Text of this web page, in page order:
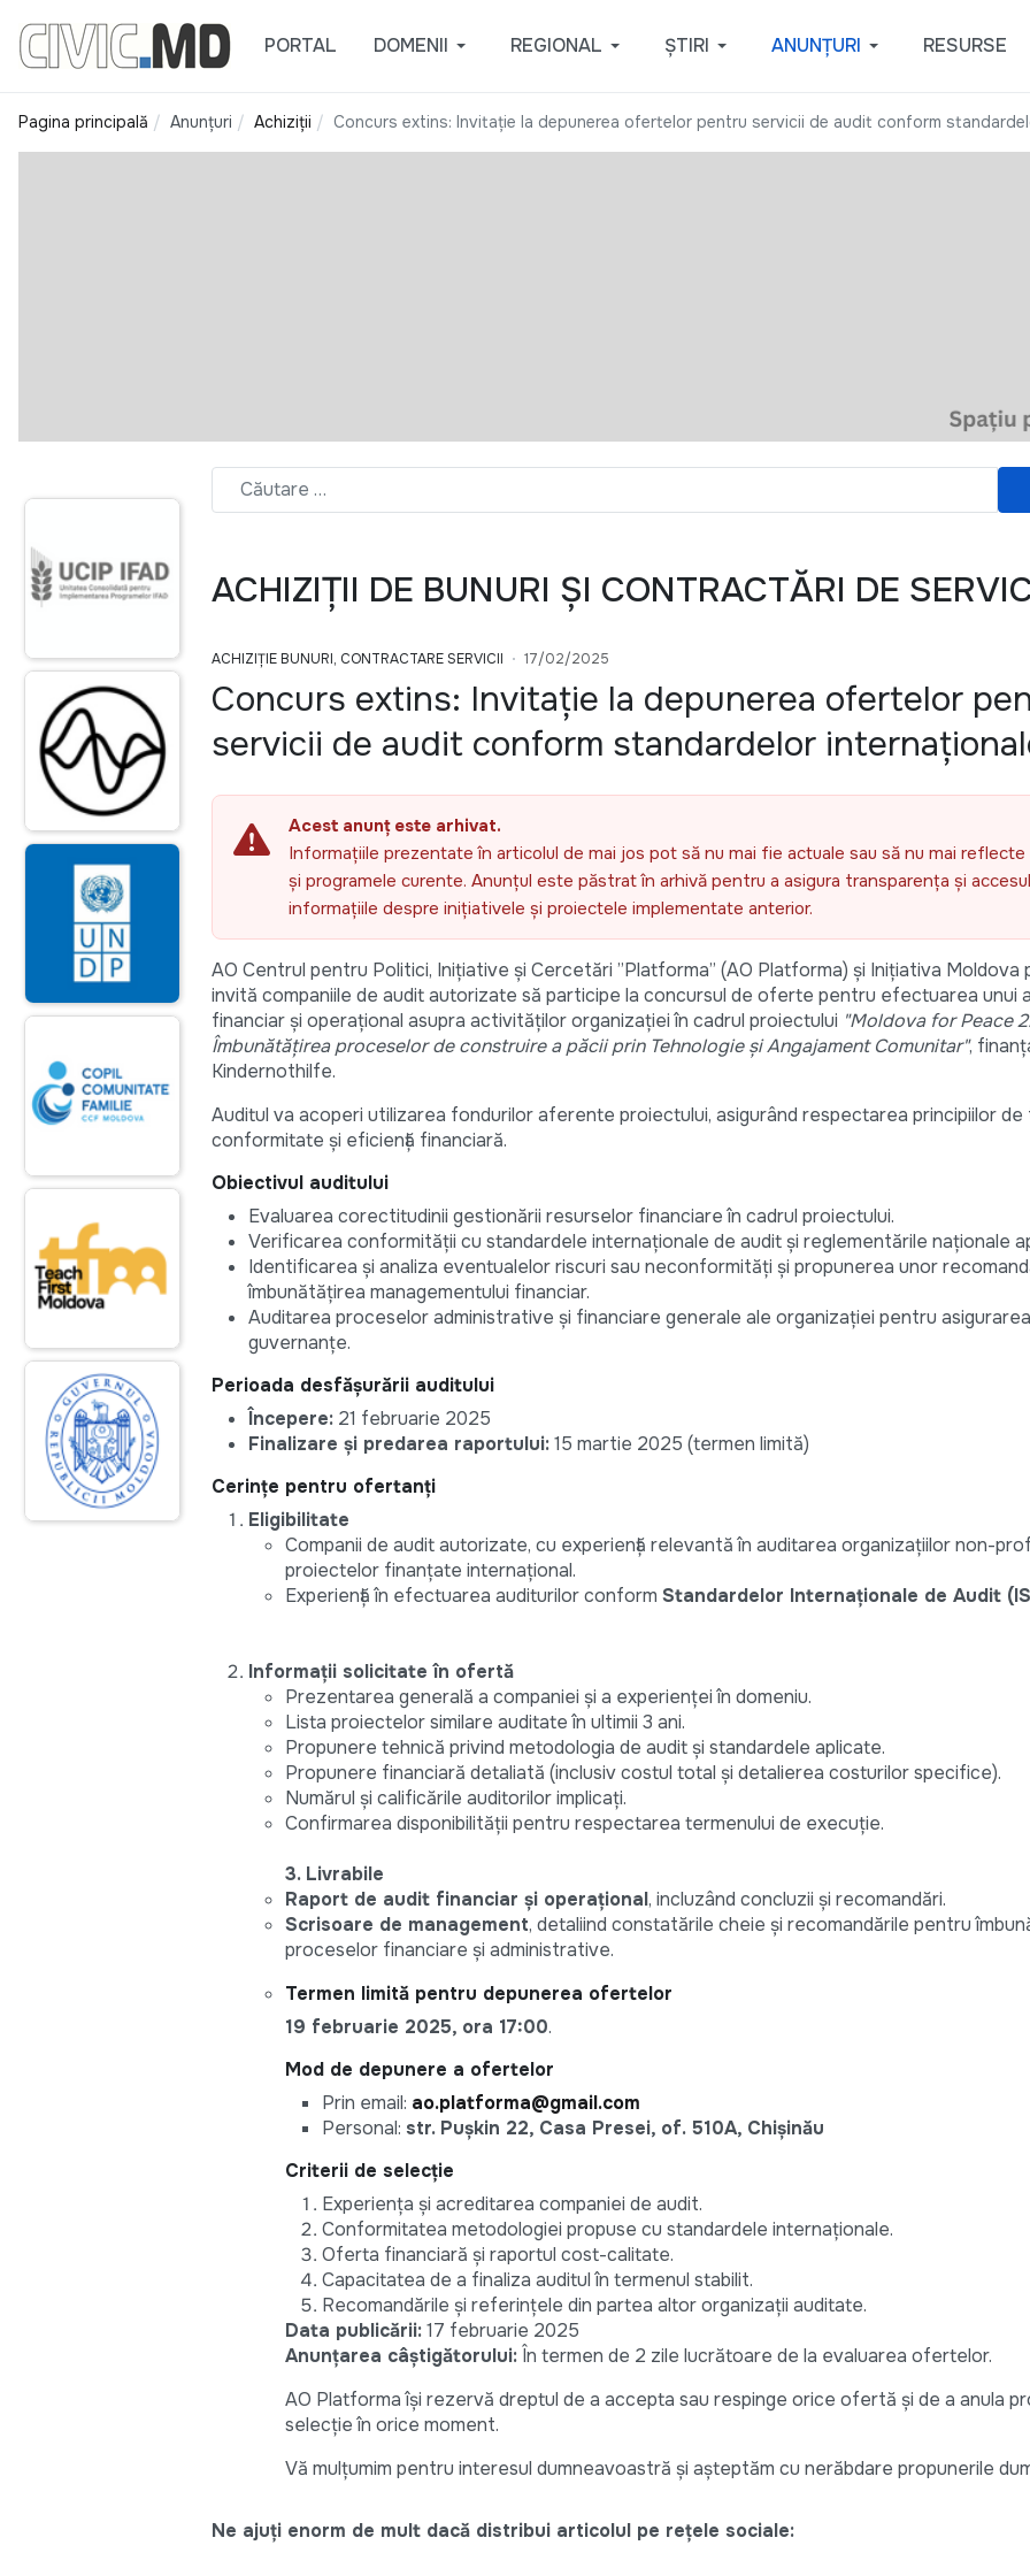
PORTAL DOMENII REGIONAL ȘTIRI ANUNȚURI RESURSE
Pagina principală Anunțuri Achiziții Concurs extins: Invitație la depunerea ofertelor pentru servicii de audit conform
ACHIZIȚII DE BUNURI ȘI CONTRACTĂRI DE
ACHIZIȚIE BUNURI, CONTRACTARE SERVICII 17/02/2025
Concurs extins: Invitație la depunerea ofertelor
servicii de audit conform standardelor
Acest anunț este arhivat.
Informațiile prezentate în articolul de mai jos pot să nu mai fie actuale sau să nu mai
și programele curente. Anunțul este păstrat în arhivă pentru a asigura transparența și
informațiile despre inițiativele și proiectele implementate anterior.
AO Centrul pentru Politici, Inițiative și Cercetări ”Platforma” (AO Platforma) și Inițiativa Moldova
invită companiile de audit autorizate să participe la concursul de oferte pentru efectuarea unui
financiar și operațional asupra activităților organizației în cadrul proiectului "Moldova for Peace
Îmbunătățirea proceselor de construire a păcii prin Tehnologie și Angajament Comunitar",
Kindernothilfe.
Auditul va acoperi utilizarea fondurilor aferente proiectului, asigurând respectarea principiilor de
conformitate și eficiență financiară.
Obiectivul auditului
Evaluarea corectitudinii gestionării resurselor financiare în cadrul proiectului.
Verificarea conformității cu standardele internaționale de audit și reglementările naționale
Identificarea și analiza eventualelor riscuri sau neconformități și propunerea unor
îmbunătățirea managementului financiar.
Auditarea proceselor administrative și financiare generale ale organizației pentru
guvernanțe.
Perioada desfășurării auditului
Începere: 21 februarie 2025
Finalizare și predarea raportului:15 martie 2025 (termen limită)
Cerințe pentru ofertanți
Eligibilitate
Companii de audit autorizate, cu experiență relevantă în auditarea organizațiilor non-
proiectelor finanțate internațional.
Experiență în efectuarea auditurilor conform Standardelor Internaționale de Audit
Informații solicitate în ofertă
Prezentarea generală a companiei și a experienței în domeniu.
Lista proiectelor similare auditate în ultimii 3 ani.
Propunere tehnică privind metodologia de audit și standardele aplicate.
Propunere financiară detaliată (inclusiv costul total și detalierea costurilor specifice).
Numărul și calificările auditorilor implicați.
Confirmarea disponibilității pentru respectarea termenului de execuție.
3. Livrabile
Raport de audit financiar și operațional, incluzând concluzii și recomandări.
Scrisoare de management, detaliind constatările cheie și recomandările pentru
proceselor financiare și administrative.
Termen limită pentru depunerea ofertelor
19 februarie 2025, ora 17:00.
Mod de depunere a ofertelor
Prin email: ao.platforma@gmail.com
Personal: str. Pușkin 22, Casa Presei, of. 510A, Chișinău
Criterii de selecție
Experiența și acreditarea companiei de audit.
Conformitatea metodologiei propuse cu standardele internaționale.
Oferta financiară și raportul cost-calitate.
Capacitatea de a finaliza auditul în termenul stabilit.
Recomandările și referințele din partea altor organizații auditate.
Data publicării:17 februarie 2025
Anunțarea câștigătorului:În termen de 2 zile lucrătoare de la evaluarea ofertelor.
AO Platforma își rezervă dreptul de a accepta sau respinge orice ofertă și de a anula
selecție în orice moment.
Vă mulțumim pentru interesul dumneavoastră și așteptăm cu nerăbdare propunerile
Ne ajuți enorm de mult dacă distribui articolul pe rețele sociale: